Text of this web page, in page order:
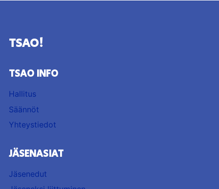
TSAO!
TSAO INFO
Hallitus
Säännöt
Yhteystiedot
JÄSENASIAT
Jäsenedut